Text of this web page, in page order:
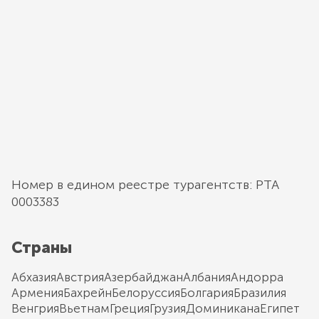
Номер в едином реестре турагентств: РТА
0003383
Страны
АбхазияАвстрияАзербайджанАлбанияАндорра
АрменияБахрейнБелоруссияБолгарияБразилия
ВенгрияВьетнамГрецияГрузияДоминиканаЕгипет